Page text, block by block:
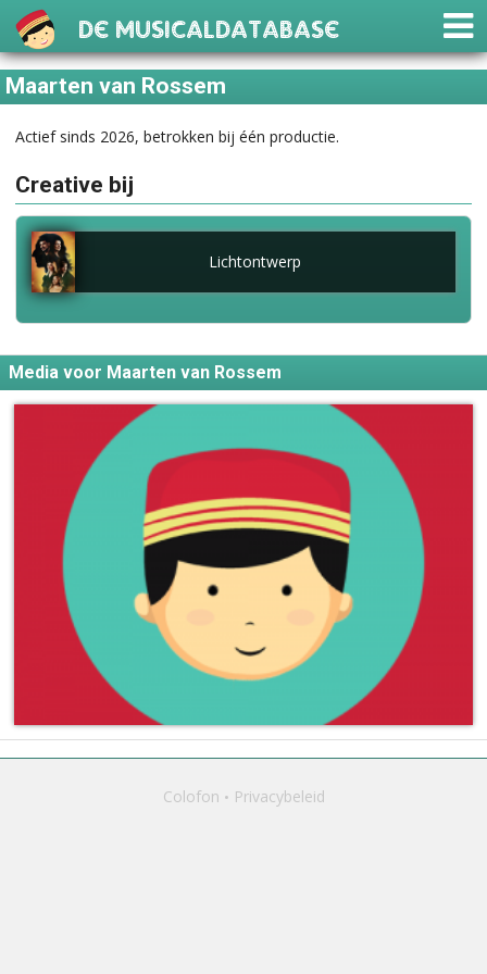
De Musicaldatabase
Maarten van Rossem
Actief sinds 2026, betrokken bij één productie.
Creative bij
Lichtontwerp
Media voor Maarten van Rossem
Colofon Privacybeleid